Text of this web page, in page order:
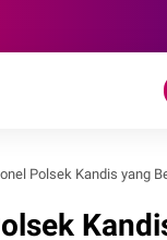
Polsek Kandis yang Berulang Tahun Dapat